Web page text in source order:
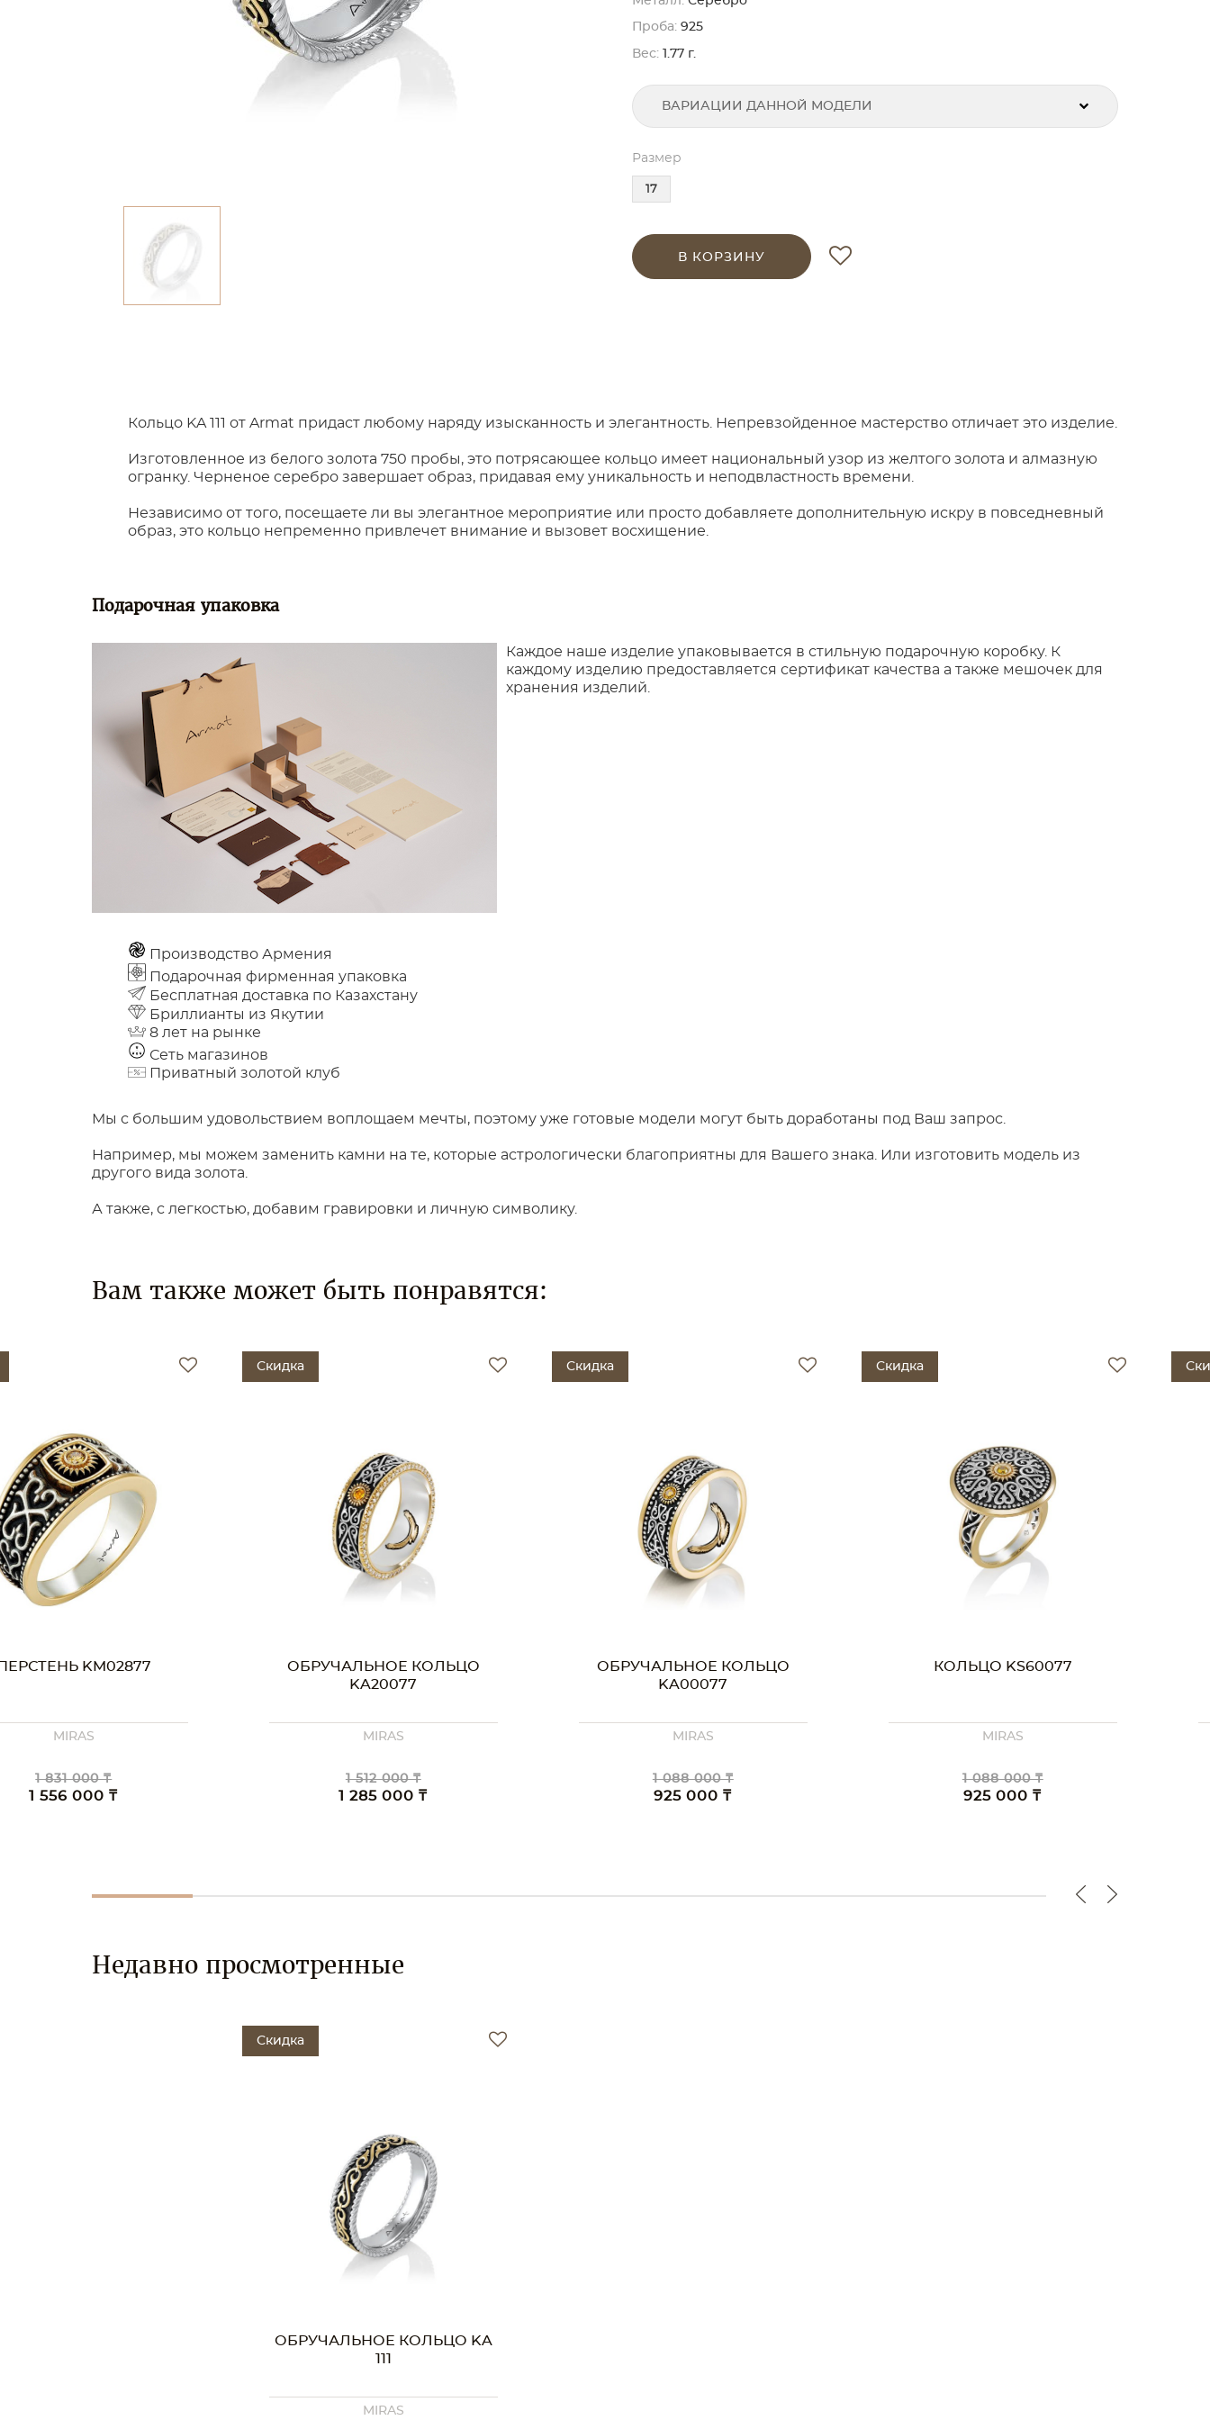
Проба: 925
Вес: 1.77 г.
ВАРИАЦИИ ДАННОЙ МОДЕЛИ
Размер
17
В КОРЗИНУ
Кольцо KA 111 от Armat придаст любому наряду изысканность и элегантность. Непревзойденное мастерство отличает это изделие.
Изготовленное из белого золота 750 пробы, это потрясающее кольцо имеет национальный узор из желтого золота и алмазную
огранку. Черненое серебро завершает образ, придавая ему уникальность и неподвластность времени.
Независимо от того, посещаете ли вы элегантное мероприятие или просто добавляете дополнительную искру в повседневный
образ, это кольцо непременно привлечет внимание и вызовет восхищение.
Подарочная упаковка
Каждое наше изделие упаковывается в стильную подарочную коробку. К
каждому изделию предоставляется сертификат качества а также мешочек для
хранения изделий.
Производство Армения
Подарочная фирменная упаковка
Бесплатная доставка по Казахстану
Бриллианты из Якутии
8 лет на рынке
Сеть магазинов
Приватный золотой клуб
Мы с большим удовольствием воплощаем мечты, поэтому уже готовые модели могут быть доработаны под Ваш запрос.
Например, мы можем заменить камни на те, которые астрологически благоприятны для Вашего знака. Или изготовить модель из
другого вида золота.
А также, с легкостью, добавим гравировки и личную символику.
Вам также может быть понравятся:
КОЛЬЦО
MIRAS
1 512 000 ₸
1 285 000 ₸
Скидка
ОБРУЧАЛЬНОЕ КОЛЬЦО
KA00077
MIRAS
1 088 000 ₸
925 000 ₸
Скидка
КОЛЬЦО KS60077
MIRAS
1 088 000 ₸
925 000 ₸
Скидка
КОЛЬЦО KS30077
MIRAS
957 000 ₸
813 000 ₸
Недавно просмотренные
Скидка
ОБРУЧАЛЬНОЕ КОЛЬЦО KA
111
MIRAS